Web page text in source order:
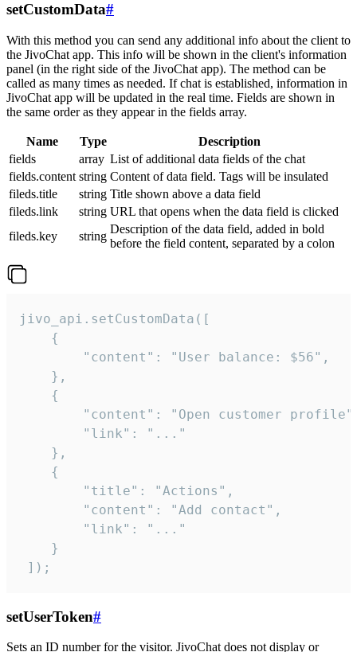
setCustomData#
With this method you can send any additional info about the client to
the JivoChat app. This info will be shown in the client's information
panel (in the right side of the JivoChat app). The method can be
called as many times as needed. If chat is established, information in
JivoChat app will be updated in the real time. Fields are shown in
the same order as they appear in the fields array.
Name Type
Description
fields
array List of additional data fields of the chat
fields.content string Content of data field. Tags will be insulated
fileds.title
string Title shown above a data field
fileds.link
string URL that opens when the data field is clicked
fileds.key
string
Description of the data field, added in bold
before the field content, separated by a colon
jivo_api.setCustomData([
    {
        "content": "User balance: $56",
    },
    {
"content": "Open customer
        "link": "..."
    },
    {
        "title": "Actions",
        "content": "Add contact",
        "link": "..."
    }
]);
setUserToken#
Sets an ID number for the visitor. JivoChat does not display or